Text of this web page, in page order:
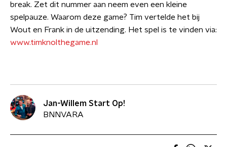
break. Zet dit nummer aan neem even een kleine
spelpauze. Waarom deze game? Tim vertelde het bij
Wout en Frank in de uitzending. Het spel is te vinden via:
www.timknolthegame.nl
Jan-Willem Start Op!
BNNVARA